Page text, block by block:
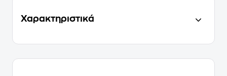
Χαρακτηριστικά